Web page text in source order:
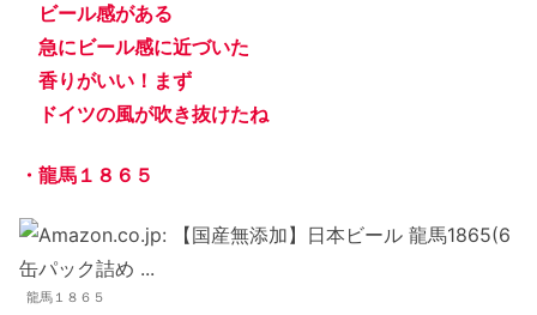
ビール感がある
急にビール感に近づいた
香りがいい！まず
ドイツの風が吹き抜けたね
・龍馬１８６５
龍馬１８６５